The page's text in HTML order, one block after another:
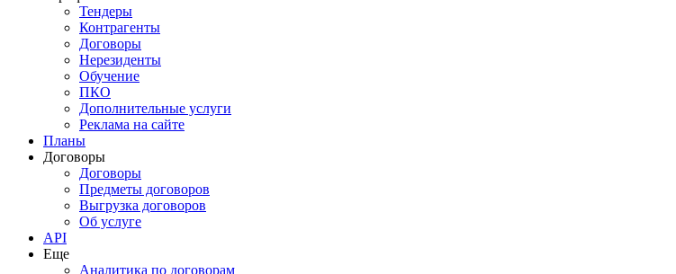
Тендеры
Контрагенты
Договоры
Нерезиденты
Обучение
ПКО
Дополнительные услуги
Реклама на сайте
Планы
Договоры
Договоры
Предметы договоров
Выгрузка договоров
Об услуге
API
Еще
Аналитика по договорам